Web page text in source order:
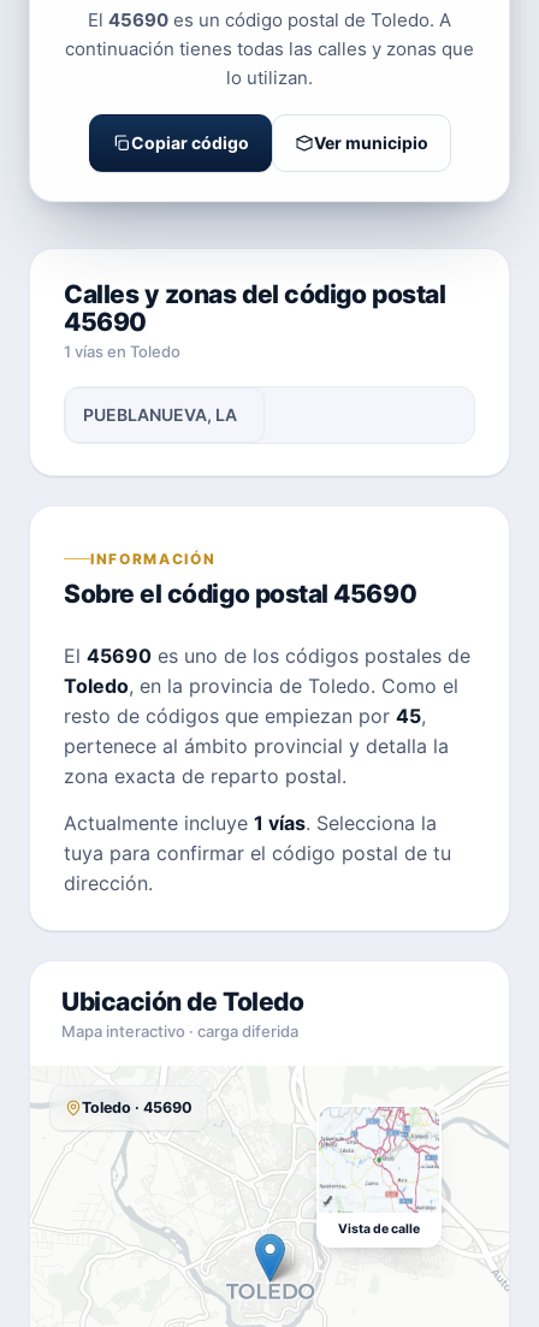
El 45690 es un código postal de Toledo. A
continuación tienes todas las calles y zonas que
lo utilizan.
Copiar código Ver municipio
Calles y zonas del código postal
45690
1 vías en Toledo
PUEBLANUEVA, LA
INFORMACIÓN
Sobre el código postal 45690
El 45690 es uno de los códigos postales de
Toledo, en la provincia de Toledo. Como el
resto de códigos que empiezan por 45,
pertenece al ámbito provincial y detalla la
zona exacta de reparto postal.
Actualmente incluye 1 vías. Selecciona la
tuya para confirmar el código postal de tu
dirección.
Ubicación de Toledo
Mapa interactivo · carga diferida
Toledo · 45690
Vista de calle